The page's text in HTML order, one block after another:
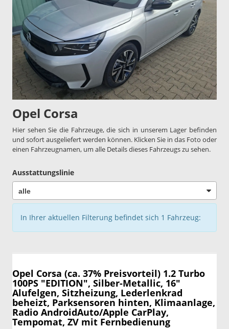
Opel Corsa
Hier sehen Sie die Fahrzeuge, die sich in unserem Lager befinden
und sofort ausgeliefert werden können. Klicken Sie in das Foto oder
einen Fahrzeugnamen, um alle Details dieses Fahrzeugs zu sehen.
Ausstattungslinie
In Ihrer aktuellen Filterung befindet sich 1 Fahrzeug:
Opel Corsa (ca. 37% Preisvorteil) 1.2 Turbo
100PS "EDITION", Silber-Metallic, 16"
Alufelgen, Sitzheizung, Lederlenkrad
beheizt, Parksensoren hinten, Klimaanlage,
Radio AndroidAuto/Apple CarPlay,
Tempomat, ZV mit Fernbedienung